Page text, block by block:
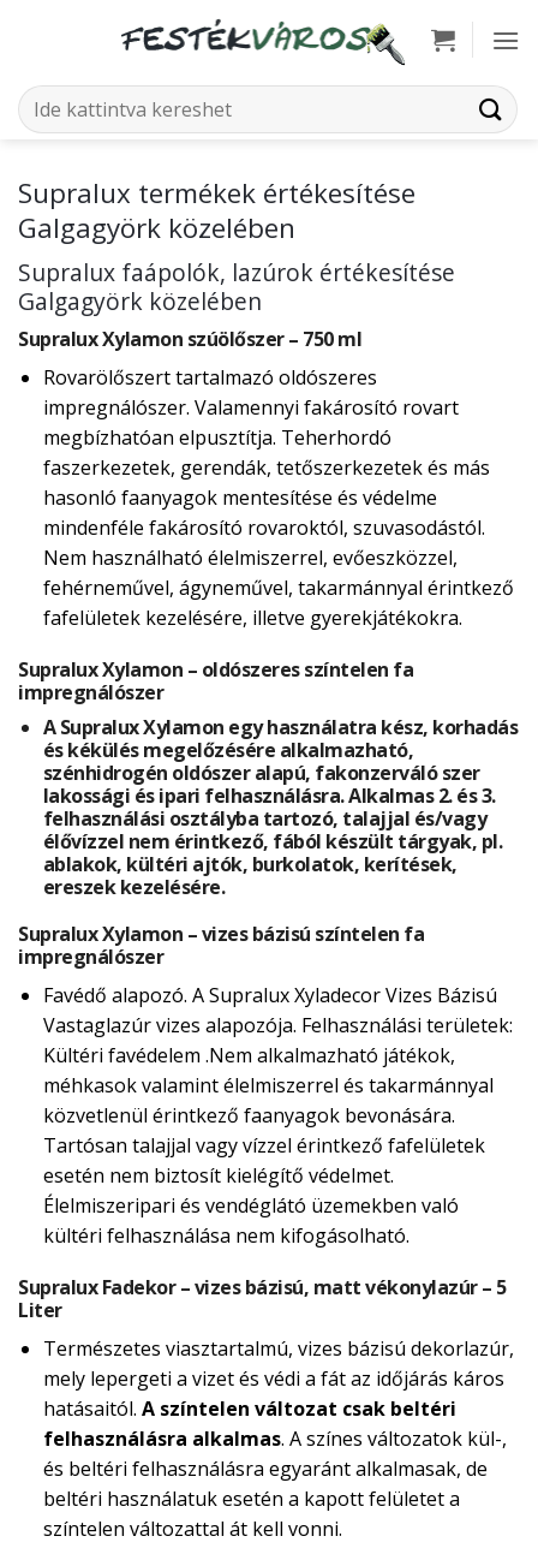
Keresés
a
Supralux termékek értékesítése
Galgagyörk közelében
Supralux faápolók, lazúrok értékesítése
Galgagyörk közelében
Supralux Xylamon szúölőszer – 750 ml
Rovarölőszert tartalmazó oldószeres
impregnálószer. Valamennyi fakárosító rovart
megbízhatóan elpusztítja. Teherhordó
faszerkezetek, gerendák, tetőszerkezetek és más
hasonló faanyagok mentesítése és védelme
mindenféle fakárosító rovaroktól, szuvasodástól.
Nem használható élelmiszerrel, evőeszközzel,
fehérneművel, ágyneművel, takarmánnyal érintkező
fafelületek kezelésére, illetve gyerekjátékokra.
Supralux Xylamon – oldószeres színtelen fa
impregnálószer
A Supralux Xylamon egy használatra kész, korhadás
és kékülés megelőzésére alkalmazható,
szénhidrogén oldószer alapú, fakonzerváló szer
lakossági és ipari felhasználásra. Alkalmas 2. és 3.
felhasználási osztályba tartozó, talajjal és/vagy
élővízzel nem érintkező, fából készült tárgyak, pl.
ablakok, kültéri ajtók, burkolatok, kerítések,
ereszek kezelésére.
Supralux Xylamon – vizes bázisú színtelen fa
impregnálószer
Favédő alapozó. A Supralux Xyladecor Vizes Bázisú
Vastaglazúr vizes alapozója. Felhasználási területek:
Kültéri favédelem .Nem alkalmazható játékok,
méhkasok valamint élelmiszerrel és takarmánnyal
közvetlenül érintkező faanyagok bevonására.
Tartósan talajjal vagy vízzel érintkező fafelületek
esetén nem biztosít kielégítő védelmet.
Élelmiszeripari és vendéglátó üzemekben való
kültéri felhasználása nem kifogásolható.
Supralux Fadekor – vizes bázisú, matt vékonylazúr – 5
Liter
Természetes viasztartalmú, vizes bázisú dekorlazúr,
mely lepergeti a vizet és védi a fát az időjárás káros
hatásaitól. A színtelen változat csak beltéri
felhasználásra alkalmas. A színes változatok kül-,
és beltéri felhasználásra egyaránt alkalmasak, de
beltéri használatuk esetén a kapott felületet a
színtelen változattal át kell vonni.